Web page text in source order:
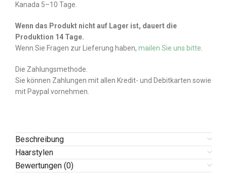
Kanada 5–10 Tage.
Wenn das Produkt nicht auf Lager ist, dauert die
Produktion 14 Tage.
Wenn Sie Fragen zur Lieferung haben, mailen Sie uns bitte.
Die Zahlungsmethode.
Sie können Zahlungen mit allen Kredit- und Debitkarten sowie
mit Paypal vornehmen.
Beschreibung
Haarstylen
Bewertungen (0)